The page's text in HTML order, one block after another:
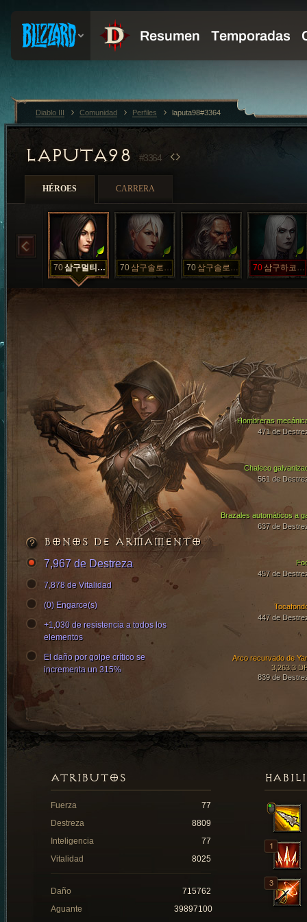
LAPUTA98 #3364
HÉROES CARRERA
70 삼구멀티악사 70 삼구솔로수도 70 삼구솔로야만 70 삼구하코강령
Chaleco
561 de
Brazales automáticos a
637 de
Hombreras
471 de
447 de
Arco recurvado de
3,263.3
839 de
457 de
BONOS DE ARMAMENTO
7,967 de Destreza
7,878 de Vitalidad
(0) Engarce(s)
+1,030 de resistencia a todos los
elementos
El daño por golpe crítico se
incrementa un 315%
ATRIBUTOS
Fuerza
77
Destreza
8809
Inteligencia
77
Vitalidad
8025
Daño
715762
Aguante
39897100
Diablo III Comunidad Perfiles laputa98#3364